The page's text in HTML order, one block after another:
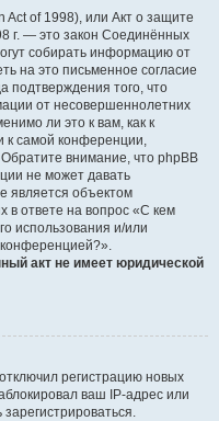
Act of 1998), или Акт о защите
г. — это закон Соединённых
собирать информацию от
на это письменное согласие
подтверждения того, что
от несовершеннолетних
ли это к вам, как к
к самой конференции,
внимание, что phpBB
не может давать
является объектом
в ответе на вопрос «С кем
использования и/или
конференцией?».
акт не имеет юридической
регистрацию новых
ваш IP-адрес или